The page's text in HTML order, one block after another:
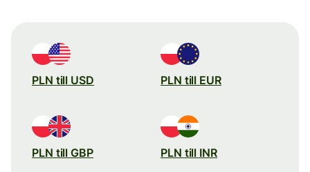
PLN till USD PLN till EUR
PLN till GBP PLN till INR